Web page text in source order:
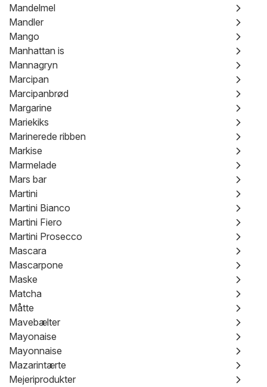
Mandelmel
Mandler
Mango
Manhattan is
Mannagryn
Marcipan
Marcipanbrød
Margarine
Mariekiks
Marinerede ribben
Markise
Marmelade
Mars bar
Martini
Martini Bianco
Martini Fiero
Martini Prosecco
Mascara
Mascarpone
Maske
Matcha
Måtte
Mavebælter
Mayonaise
Mayonnaise
Mazarintærte
Mejeriprodukter